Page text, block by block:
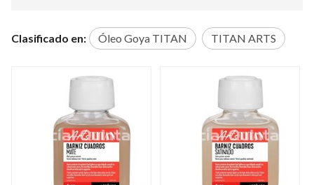
Clasificado en: Óleo Goya TITAN TITAN ARTS